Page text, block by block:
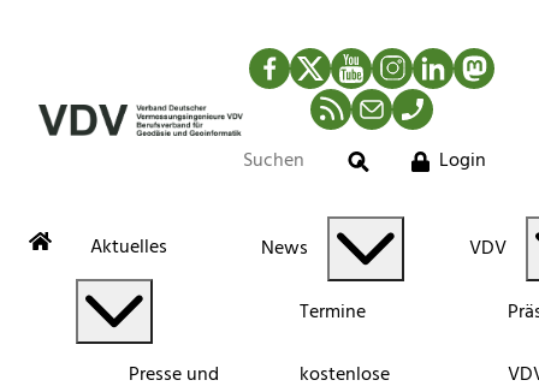
Facebook
TwitterYouTubeInstagram
LinkedIn
RSS-Newsfeed
MailTelefon
Suche
Login
Aktuelles
Presse und
News
Termine
kostenlose
VDV